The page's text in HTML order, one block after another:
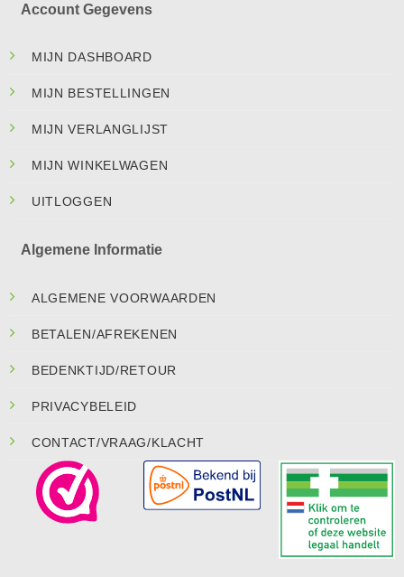
Account Gegevens
MIJN DASHBOARD
MIJN BESTELLINGEN
MIJN VERLANGLIJST
MIJN WINKELWAGEN
UITLOGGEN
Algemene Informatie
ALGEMENE VOORWAARDEN
BETALEN/AFREKENEN
BEDENKTIJD/RETOUR
PRIVACYBELEID
CONTACT/VRAAG/KLACHT